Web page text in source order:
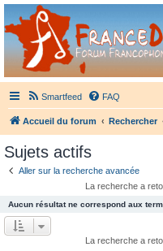
France Didgeridoo
Didgeridoo et Guimbarde sur France
Smartfeed FAQ
Accueil du forum Rechercher
Sujets actifs
Aller sur la recherche avancée
La recherche a
Aucun résultat ne correspond aux
La recherche a